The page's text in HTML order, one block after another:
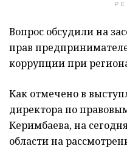
Вопрос обсудили на
прав
коррупции при
Как отмечено в
директора по
Керимбаева, на
области на